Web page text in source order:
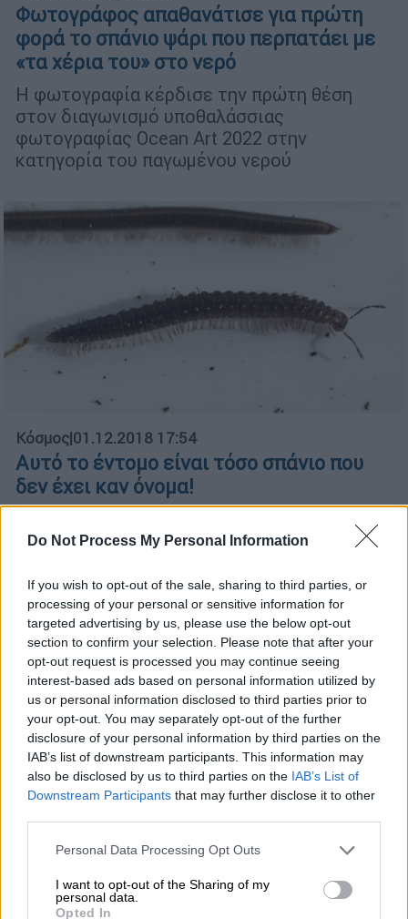
Do Not Process My Personal Information
If you wish to opt-out of the sale, sharing to third parties, or
processing of your personal or sensitive information for
targeted advertising by us, please use the below opt-out
section to confirm your selection. Please note that after your
opt-out request is processed you may continue seeing
interest-based ads based on personal information utilized by
us or personal information disclosed to third parties prior to
your opt-out. You may separately opt-out of the further
disclosure of your personal information by third parties on the
IAB’s list of downstream participants. This information may
also be disclosed by us to third parties on the IAB’s List of
Downstream Participants that may further disclose it to other
Please note that this website/app uses one or more Google
not limited to your visit or usage behaviour. You may click to
grant or deny consent to Google and its third-party tags to
Personal Data Processing Opt Outs
I want to opt-out of the Sharing of my
personal data.
Opted In
Φωτογράφος απαθανάτισε για πρώτη
φορά το σπάνιο ψάρι που περπατάει με
«τα χέρια του» στο νερό
Η φωτογραφία κέρδισε την πρώτη θέση
στον διαγωνισμό υποθαλάσσιας
φωτογραφίας Ocean Art 2022 στην
κατηγορία του παγωμένου νερού
Κόσμος|01.12.2018 17:54
Αυτό το έντομο είναι τόσο σπάνιο που
δεν έχει καν όνομα!
καταγεγραμμένη φορά που εντοπίζεται το
ΑΛΛΑ #TAGS
ειδήσεις τώρα
κλιματική αλλαγή
περιβάλλον
επιστήμονες
ψάρι
άγρια ζώα
είδη υπό εξαφάνιση